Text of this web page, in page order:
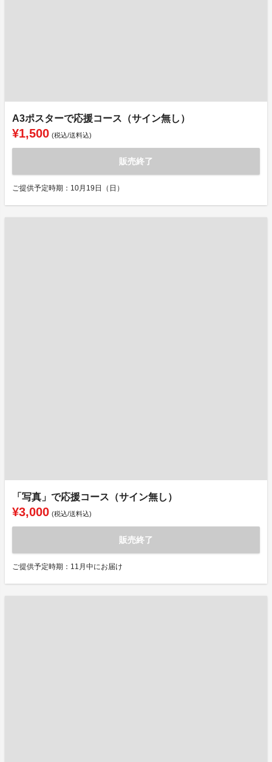
A3ポスターで応援コース（サイン無し）
¥1,500 (税込/送料込)
販売終了
ご提供予定時期：10月19日（日）
「写真」で応援コース（サイン無し）
¥3,000 (税込/送料込)
販売終了
ご提供予定時期：11月中にお届け